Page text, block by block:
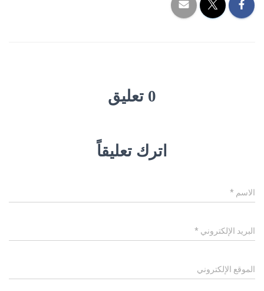
0 تعليق
اترك تعليقاً
الاسم *
البريد الإلكتروني *
الموقع الإلكتروني